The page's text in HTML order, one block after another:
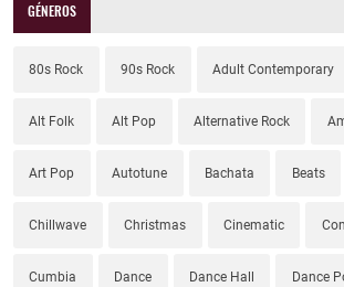
GÉNEROS
80s Rock 90s Rock Adult Contemporary
Alt Folk Alt Pop Alternative Rock
Art Pop Autotune Bachata Beats
Chillwave Christmas Cinematic
Cumbia Dance Dance Hall Dance